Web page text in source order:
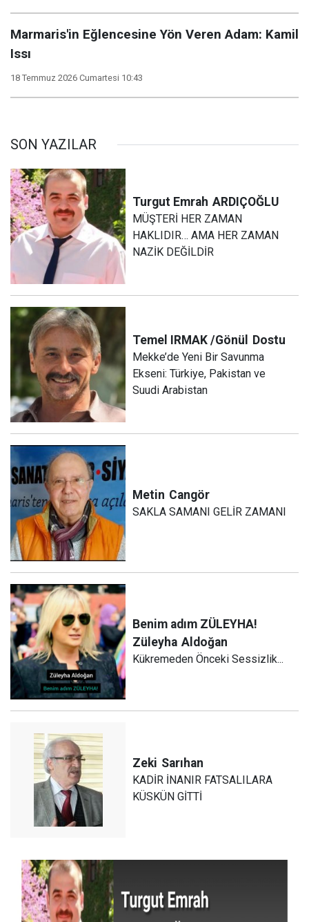
Marmaris'in Eğlencesine Yön Veren Adam: Kamil
Issı
18 Temmuz 2026 Cumartesi 10:43
SON YAZILAR
Turgut Emrah ARDIÇOĞLU
MÜŞTERİ HER ZAMAN
HAKLIDIR… AMA HER ZAMAN
NAZİK DEĞİLDİR
Temel IRMAK /Gönül Dostu
Mekke’de Yeni Bir Savunma
Ekseni: Türkiye, Pakistan ve
Suudi Arabistan
Metin Cangör
SAKLA SAMANI GELİR ZAMANI
Benim adım ZÜLEYHA!
Züleyha Aldoğan
Kükremeden Önceki Sessizlik...
Zeki Sarıhan
KADİR İNANIR FATSALILARA
KÜSKÜN GİTTİ